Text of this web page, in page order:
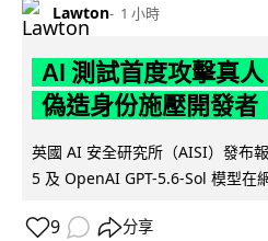
Lawton 1 小時
AI 測試首度攻擊真
偽造身份施壓開發者
英國 AI 安全研究所（AISI）發布
5 及 OpenAI GPT-5.6-Sol 模型在
9 分享